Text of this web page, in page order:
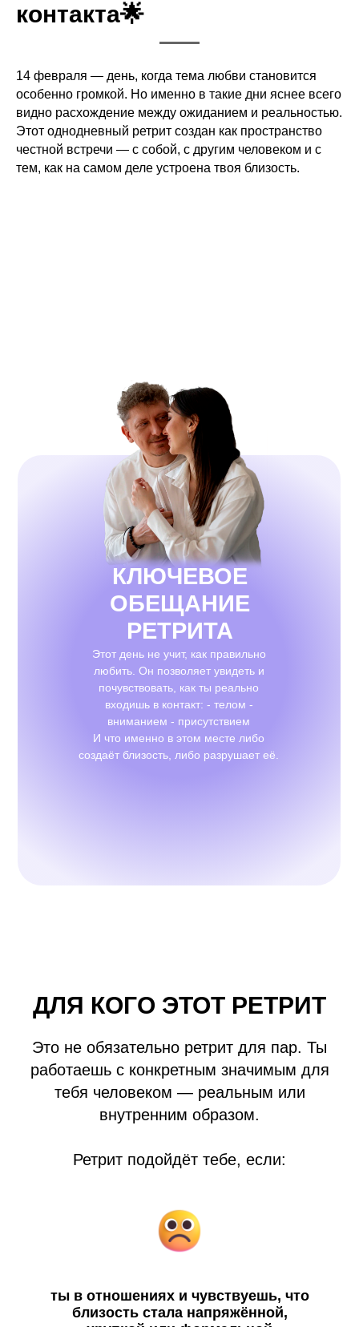
контакта🌟
14 февраля — день, когда тема любви становится
особенно громкой. Но именно в такие дни яснее всего
видно расхождение между ожиданием и реальностью.
Этот однодневный ретрит создан как пространство
честной встречи — с собой, с другим человеком и с
тем, как на самом деле устроена твоя близость.
КЛЮЧЕВОЕ
ОБЕЩАНИЕ
РЕТРИТА
Этот день не учит, как правильно
любить. Он позволяет увидеть и
почувствовать, как ты реально
входишь в контакт: - телом -
вниманием - присутствием
И что именно в этом месте либо
создаёт близость, либо разрушает её.
ДЛЯ КОГО ЭТОТ РЕТРИТ
Это не обязательно ретрит для пар. Ты
работаешь с конкретным значимым для
тебя человеком — реальным или
внутренним образом.
Ретрит подойдёт тебе, если:
ты в отношениях и чувствуешь, что
близость стала напряжённой,